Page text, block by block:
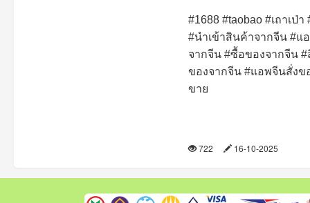
#1688 #taobao #เถาเ
#นำเข้าสินค้าจากจีน #แ
จากจีน #ซื้อของจากจีน
ของจากจีน #แอพจีนสั่งข
ขาย
722 16-10-2025